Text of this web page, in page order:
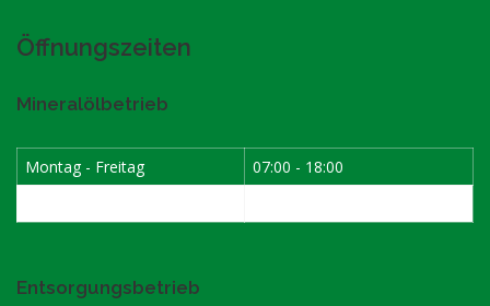
Öffnungszeiten
Mineralölbetrieb
Montag - Freitag
07:00 - 18:00
Entsorgungsbetrieb